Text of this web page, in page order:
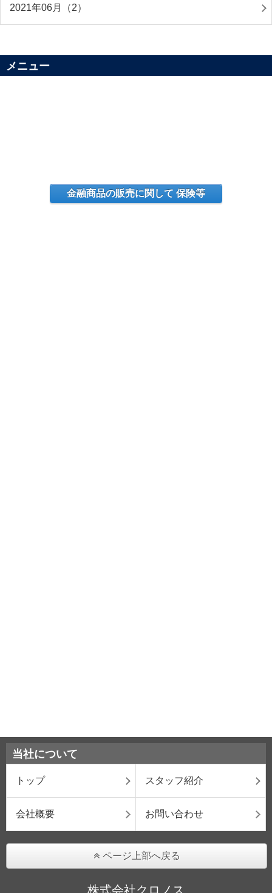
2021年06月（2）
メニュー
金融商品の販売に関して 保険等
当社について
トップ スタッフ紹介
会社概要 お問い合わせ
ページ上部へ戻る
株式会社クロノス